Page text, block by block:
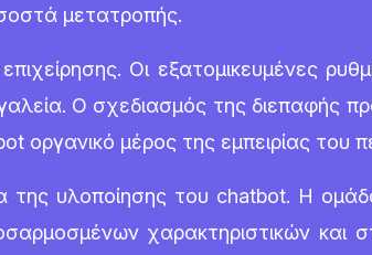
μετατροπής.
Οι εξατομικευμένες
Ο σχεδιασμός της διεπαφής
οργανικό μέρος της εμπειρίας του
της υλοποίησης του chatbot. Η
χαρακτηριστικών και